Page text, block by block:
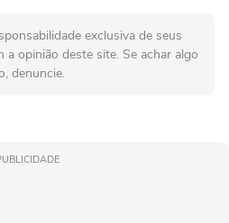
exclusiva de seus
a opinião deste site. Se achar algo
denuncie.